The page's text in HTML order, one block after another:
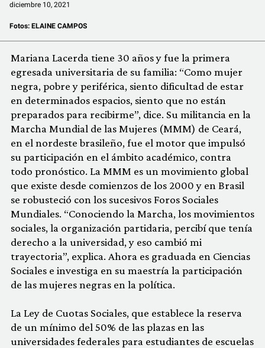
diciembre 10, 2021
Fotos: ELAINE CAMPOS
Mariana Lacerda tiene 30 años y fue la primera
egresada universitaria de su familia: “Como mujer
negra, pobre y periférica, siento dificultad de estar
en determinados espacios, siento que no están
preparados para recibirme”, dice. Su militancia en la
Marcha Mundial de las Mujeres (MMM) de Ceará,
en el nordeste brasileño, fue el motor que impulsó
su participación en el ámbito académico, contra
todo pronóstico. La MMM es un movimiento global
que existe desde comienzos de los 2000 y en Brasil
se robusteció con los sucesivos Foros Sociales
Mundiales. “Conociendo la Marcha, los movimientos
sociales, la organización partidaria, percibí que tenía
derecho a la universidad, y eso cambió mi
trayectoria”, explica. Ahora es graduada en Ciencias
Sociales e investiga en su maestría la participación
de las mujeres negras en la política.
La Ley de Cuotas Sociales, que establece la reserva
de un mínimo del 50% de las plazas en las
universidades federales para estudiantes de escuelas